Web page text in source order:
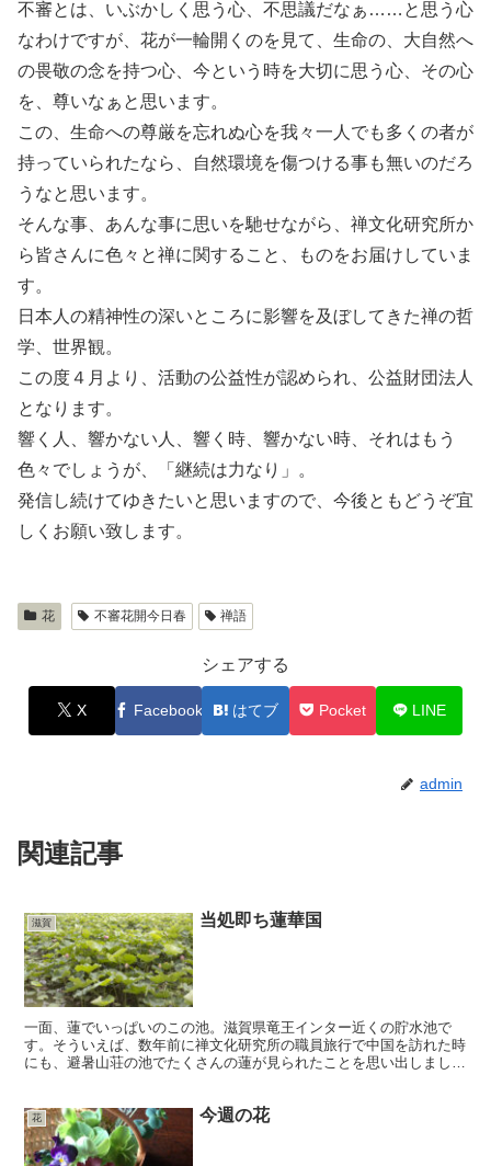
不審とは、いぶかしく思う心、不思議だなぁ……と思う心
なわけですが、花が一輪開くのを見て、生命の、大自然へ
の畏敬の念を持つ心、今という時を大切に思う心、その心
を、尊いなぁと思います。
この、生命への尊厳を忘れぬ心を我々一人でも多くの者が
持っていられたなら、自然環境を傷つける事も無いのだろ
うなと思います。
そんな事、あんな事に思いを馳せながら、禅文化研究所か
ら皆さんに色々と禅に関すること、ものをお届けしていま
す。
日本人の精神性の深いところに影響を及ぼしてきた禅の哲
学、世界観。
この度４月より、活動の公益性が認められ、公益財団法人
となります。
響く人、響かない人、響く時、響かない時、それはもう
色々でしょうが、「継続は力なり」。
発信し続けてゆきたいと思いますので、今後ともどうぞ宜
しくお願い致します。
花 不審花開今日春 禅語
シェアする
X Facebook はてブ Pocket LINE
admin
関連記事
滋賀 当処即ち蓮華国
一面、蓮でいっぱいのこの池。滋賀県竜王インター近くの貯水池で
す。そういえば、数年前に禅文化研究所の職員旅行で中国を訪れた時
にも、避暑山荘の池でたくさんの蓮が見られたことを思い出しまし
花 今週の花